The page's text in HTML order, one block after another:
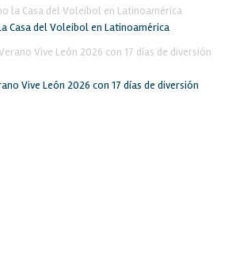
Casa del Voleibol en Latinoamérica
Vive León 2026 con 17 días de diversión